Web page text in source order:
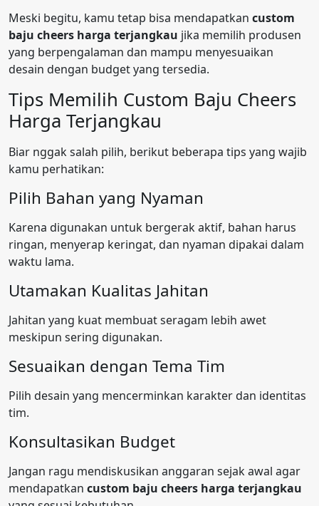
Meski begitu, kamu tetap bisa mendapatkan custom
baju cheers harga terjangkau jika memilih produsen
yang berpengalaman dan mampu menyesuaikan
desain dengan budget yang tersedia.
Tips Memilih Custom Baju Cheers
Harga Terjangkau
Biar nggak salah pilih, berikut beberapa tips yang wajib
kamu perhatikan:
Pilih Bahan yang Nyaman
Karena digunakan untuk bergerak aktif, bahan harus
ringan, menyerap keringat, dan nyaman dipakai dalam
waktu lama.
Utamakan Kualitas Jahitan
Jahitan yang kuat membuat seragam lebih awet
meskipun sering digunakan.
Sesuaikan dengan Tema Tim
Pilih desain yang mencerminkan karakter dan identitas
tim.
Konsultasikan Budget
Jangan ragu mendiskusikan anggaran sejak awal agar
mendapatkan custom baju cheers harga terjangkau